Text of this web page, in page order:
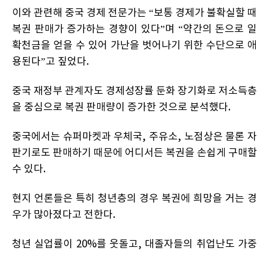
이와 관련해 중국 경제 전문가는 “보통 경제가 불확실할 때
복권 판매가 증가하는 경향이 있다”며 “약간의 돈으로 일
확천금을 얻을 수 있어 가난을 벗어나기 위한 수단으로 애
용된다”고 짚었다.
중국 재정부 관계자도 경제성장률 둔화 장기화로 저소득층
을 중심으로 복권 판매량이 증가한 것으로 분석했다.
중국에서는 슈퍼마켓과 우체국, 주유소, 노점상은 물론 자
판기로도 판매하기 때문에 어디서든 복권을 손쉽게 구매할
수 있다.
현지 언론들은 특히 청년층의 경우 복권에 희망을 거는 경
우가 많아졌다고 전한다.
청년 실업률이 20%를 웃돌고, 대졸자들의 취업난도 가중